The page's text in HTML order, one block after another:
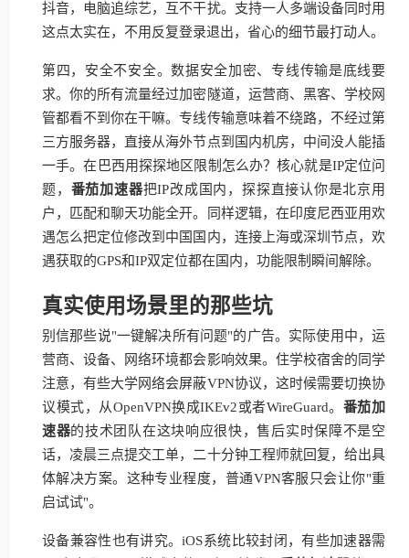
抖音，电脑追综艺，互不干扰。支持一人多端设备同时用
这点太实在，不用反复登录退出，省心的细节最打动人。
第四，安全不安全。数据安全加密、专线传输是底线要
求。你的所有流量经过加密隧道，运营商、黑客、学校网
管都看不到你在干嘛。专线传输意味着不绕路，不经过第
三方服务器，直接从海外节点到国内机房，中间没人能插
一手。在巴西用探探地区限制怎么办？核心就是IP定位问
题， 番茄加速器把IP改成国内，探探直接认你是北京用
户，匹配和聊天功能全开。同样逻辑，在印度尼西亚用欢
遇怎么把定位修改到中国国内，连接上海或深圳节点，欢
遇获取的GPS和IP双定位都在国内，功能限制瞬间解除。
真实使用场景里的那些坑
别信那些说"一键解决所有问题"的广告。实际使用中，运
营商、设备、网络环境都会影响效果。住学校宿舍的同学
注意，有些大学网络会屏蔽VPN协议，这时候需要切换协
议模式，从OpenVPN换成IKEv2或者WireGuard。 番茄加
速器的技术团队在这块响应很快，售后实时保障不是空
话，凌晨三点提交工单，二十分钟工程师就回复，给出具
体解决方案。这种专业程度，普通VPN客服只会让你"重
启试试"。
设备兼容性也有讲究。iOS系统比较封闭，有些加速器需